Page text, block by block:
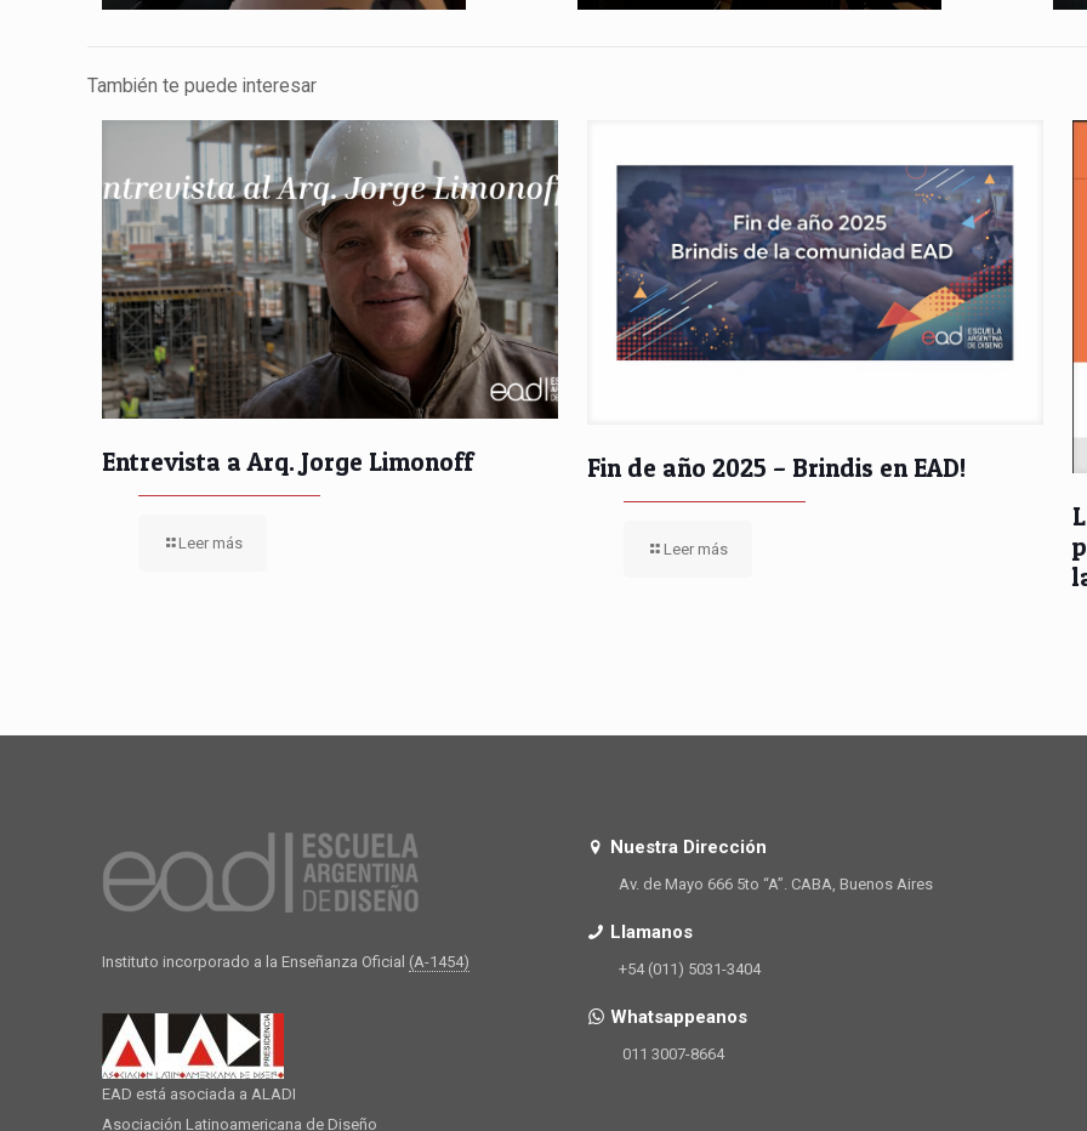
También te puede interesar
Entrevista a Arq. Jorge Limonoff
Leer más
Fin de año 2025 – Brindis en EAD!
Leer más
Instituto incorporado a la Enseñanza Oficial (A-1454)
EAD está asociada a ALADI
Asociación Latinoamericana de Diseño
Nuestra Dirección
Av. de Mayo 666 5to “A”. CABA, Buenos Aires
Llamanos
+54 (011) 5031-3404
Whatsappeanos
011 3007-8664